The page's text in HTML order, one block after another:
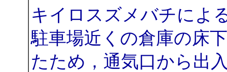
キイロスズメバチによ
駐車場近くの倉庫の床
たため，通気口から出